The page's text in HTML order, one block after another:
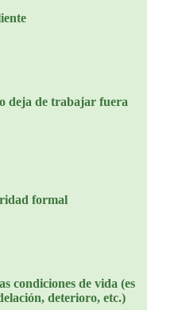
deja de trabajar fuera
formal
condiciones de vida (es
deterioro, etc.)